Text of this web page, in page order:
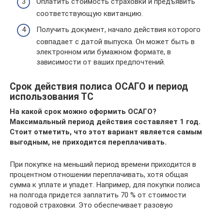
соответствующую квитанцию.
Получить документ, начало действия которого
совпадает с датой выпуска. Он может быть в
электронном или бумажном формате, в
зависимости от ваших предпочтений.
Срок действия полиса ОСАГО и период
использования ТС
На какой срок можно оформить ОСАГО?
Максимальный период действия составляет 1 год.
Стоит отметить, что этот вариант является самым
выгодным, не приходится переплачивать.
При покупке на меньший период времени приходится в
процентном отношении переплачивать, хотя общая
сумма к уплате и упадет. Например, для покупки полиса
на полгода придется заплатить 70 % от стоимости
годовой страховки. Это обеспечивает разовую